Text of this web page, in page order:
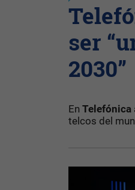
ser
2030”
En Telefónica
telcos del